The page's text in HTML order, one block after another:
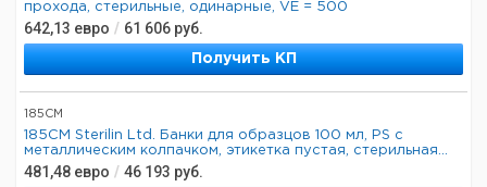
прохода, стерильные, одинарные, VE = 500
642,13 евро / 61 606 руб.
Получить КП
185CM
185CM Sterilin Ltd. Банки для образцов 100 мл, PS с
металлическим колпачком, этикетка пустая, стерильная...
481,48 евро / 46 193 руб.